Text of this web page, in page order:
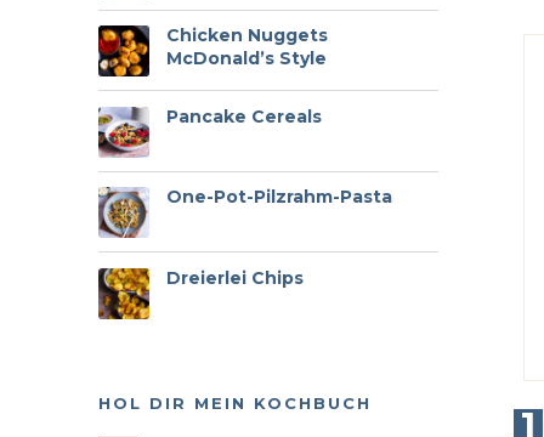
1
Chicken Nuggets
McDonald’s Style
Pancake Cereals
One-Pot-Pilzrahm-Pasta
Dreierlei Chips
HOL DIR MEIN KOCHBUCH